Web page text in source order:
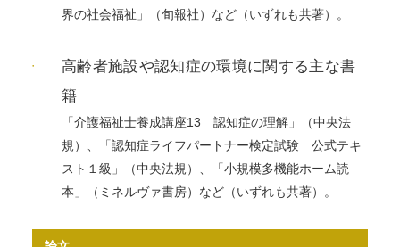
界の社会福祉」（旬報社）など（いずれも共著）。
高齢者施設や認知症の環境に関する主な書
籍
「介護福祉士養成講座13 認知症の理解」（中央法
規）、「認知症ライフパートナー検定試験 公式テキ
スト１級」（中央法規）、「小規模多機能ホーム読
本」（ミネルヴァ書房）など（いずれも共著）。